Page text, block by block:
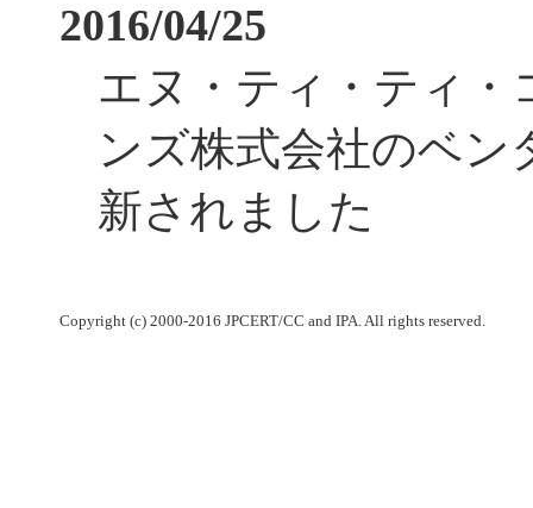
2016/04/25
エヌ・ティ・ティ・
ンズ株式会社のベン
新されました
Copyright (c) 2000-2016 JPCERT/CC and IPA. All rights reserved.